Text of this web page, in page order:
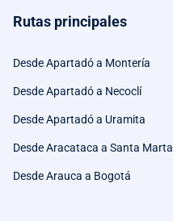
Rutas principales
Desde Apartadó a Montería
Desde Apartadó a Necoclí
Desde Apartadó a Uramita
Desde Aracataca a Santa Marta
Desde Arauca a Bogotá